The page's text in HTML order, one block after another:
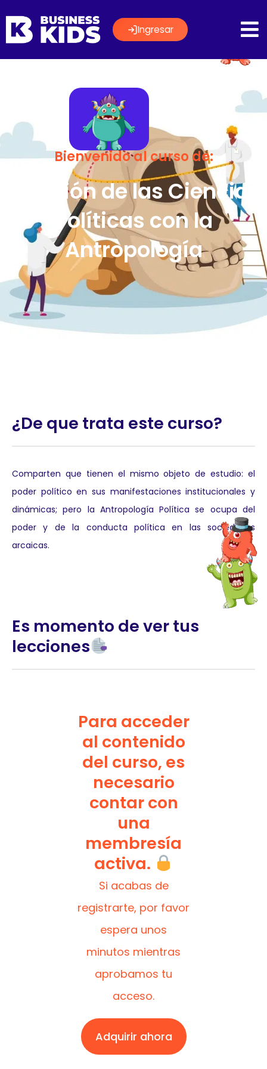
Ingresar
Bienvenido al curso de:
Relación de las Ciencias
Políticas con la
Antropología
¿De que trata este curso?
Comparten que tienen el mismo objeto de estudio: el
poder político en sus manifestaciones institucionales y
dinámicas; pero la Antropología Política se ocupa del
poder y de la conducta política en las sociedades
arcaicas.
Es momento de ver tus
lecciones
Para acceder
al contenido
del curso, es
necesario
contar con
una
membresía
activa.
Si acabas de
registrarte, por favor
espera unos
minutos mientras
aprobamos tu
acceso.
Adquirir ahora